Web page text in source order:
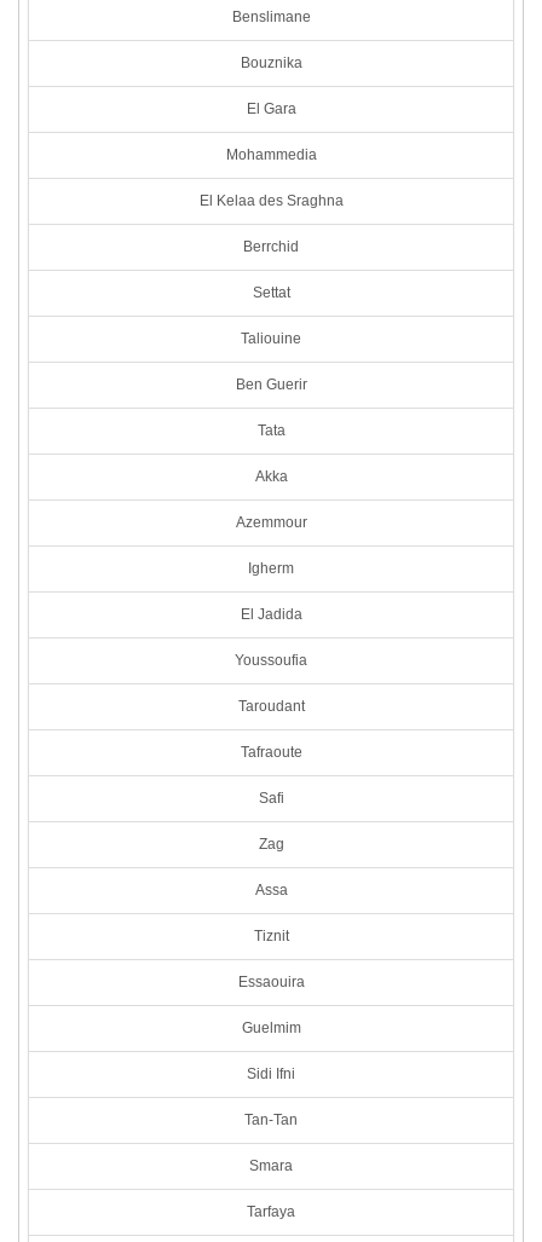
Benslimane
Bouznika
El Gara
Mohammedia
El Kelaa des Sraghna
Berrchid
Settat
Taliouine
Ben Guerir
Tata
Akka
Azemmour
Igherm
El Jadida
Youssoufia
Taroudant
Tafraoute
Safi
Zag
Assa
Tiznit
Essaouira
Guelmim
Sidi Ifni
Tan-Tan
Smara
Tarfaya